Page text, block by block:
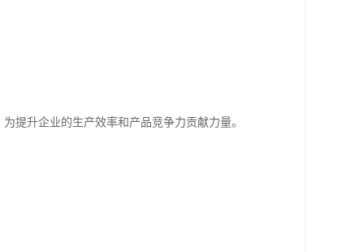
提升企业的生产效率和产品竞争力贡献力量。